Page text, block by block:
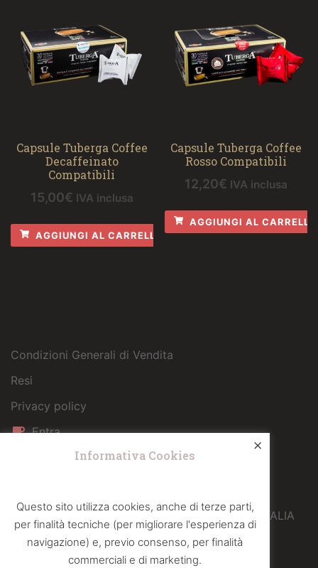
Capsule Tuberga Coffee
Decaffeinato
Compatibili
15,00€ IVA inclusa
AGGIUNGI AL CARRELLO
Capsule Tuberga Coffee
Rosso Compatibili
12,20€ IVA inclusa
AGGIUNGI AL CARRELLO
Condizioni Generali di Vendita
Resi
Privacy policy
Entra
Via Galileo Ferraris 12 – 10040 Druento (TO) – ITALIA
info@eurocafcaffe.it
Informativa Cookies
×
Questo sito utilizza cookies, anche di terze parti,
per finalità tecniche (per migliorare l'esperienza di
navigazione) e, previo consenso, per finalità
commerciali e di marketing.